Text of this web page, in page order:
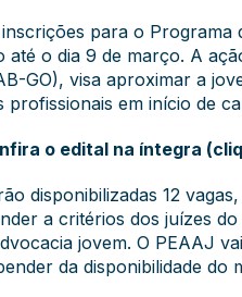
para o Programa
até o dia 9 de março. A
GO), visa aproximar a
profissionais em início de
o edital na íntegra
disponibilizadas 12
a critérios dos juízes
jovem. O PEAAJ
da disponibilidade do